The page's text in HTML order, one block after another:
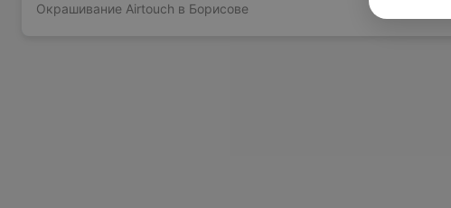
Окрашивание Airtouch в Борисове